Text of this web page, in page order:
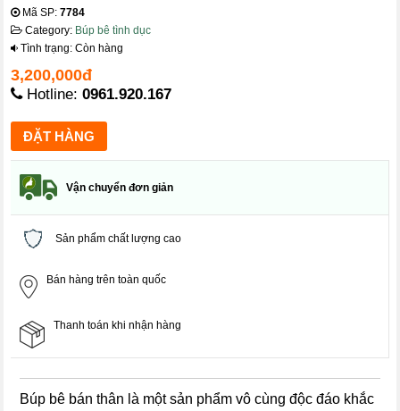
Mã SP:7784
Category: Búp bê tình dục
Tình trạng: Còn hàng
3,200,000đ
Hotline:0961.920.167
Vận chuyển đơn giản
Sản phẩm chất lượng cao
Bán hàng trên toàn quốc
Thanh toán khi nhận hàng
Búp bê bán thân là một sản phẩm vô cùng độc đáo khắc